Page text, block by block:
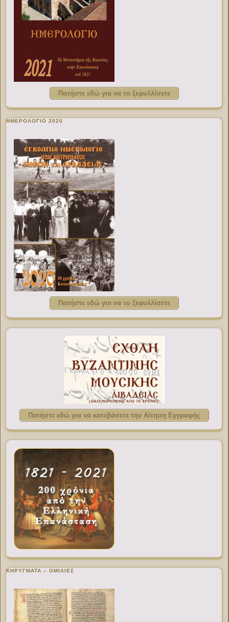
Πατήστε εδώ για να το ξεφυλλίσετε
ΗΜΕΡΟΛΟΓΙΟ 2020
Πατήστε εδώ για να το ξεφυλλίσετε
Πατήστε εδώ για να κατεβάσετε την Αίτηση Εγγραφής
ΚΗΡΥΓΜΑΤΑ – ΟΜΙΛΙΕΣ